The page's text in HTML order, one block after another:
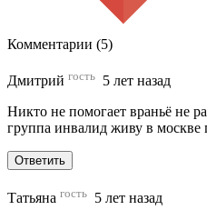
Комментарии (5)
Дмитрий гость 5 лет назад
Никто не помогает враньё не
группа инвалид живу в москве
Ответить
Татьяна гость 5 лет назад